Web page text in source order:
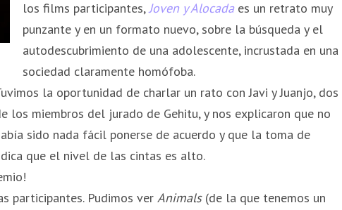
los films participantes,Joven y Alocadaes un retrato muy
punzante y en un formato nuevo, sobre la búsqueda y el
autodescubrimiento de una adolescente, incrustada en una
sociedad claramente homófoba.
la oportunidad de charlar un rato con Javi y Juanjo, dos
los miembros del jurado de Gehitu, y nos explicaron que no
sido nada fácil ponerse de acuerdo y que la toma de
que el nivel de las cintas es alto.
participantes. Pudimos ver Animals (de la que tenemos un